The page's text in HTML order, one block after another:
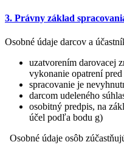
3. Právny základ
Osobné údaje darcov a
uzatvorením darovacej
vykonanie opatrení
spracovanie je
darcom udeleného
osobitný predpis, na
účel podľa bodu g)
Osobné údaje osôb